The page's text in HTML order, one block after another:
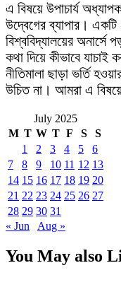
এ বিষয়ে উপাচার্য
উদ্বেগের ব্যাপার। একটি
বিশ্ববিদ্যালয়ের অনার্সে
কথা দিয়ে কীভাবে
নীতিমালা ছাড়া ভর্তি
উচিত না। আমরা এ
July 2025
M T W T F S
S
1
2 3 4 5
6
7
8 9 10 11 12 13
14 15 16 17 18 19 20
21 22 23 24 25 26 27
28 29 30 31
« Jun
Aug »
You May also